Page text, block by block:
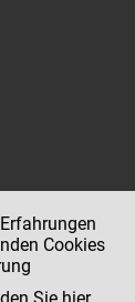
Cookies